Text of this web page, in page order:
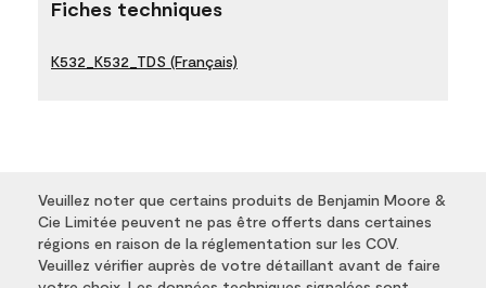
Fiches techniques
K532_K532_TDS (Français)
Veuillez noter que certains produits de Benjamin Moore &
Cie Limitée peuvent ne pas être offerts dans certaines
régions en raison de la réglementation sur les COV.
Veuillez vérifier auprès de votre détaillant avant de faire